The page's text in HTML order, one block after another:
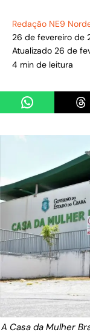
Redação NE9
26 de fevereiro de
Atualizado 26 de
4 min de leitura
Share on
A Casa da Mulher